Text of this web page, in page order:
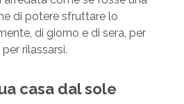
di potere sfruttare lo
di giorno e di sera, per
rilassarsi.
casa dal sole